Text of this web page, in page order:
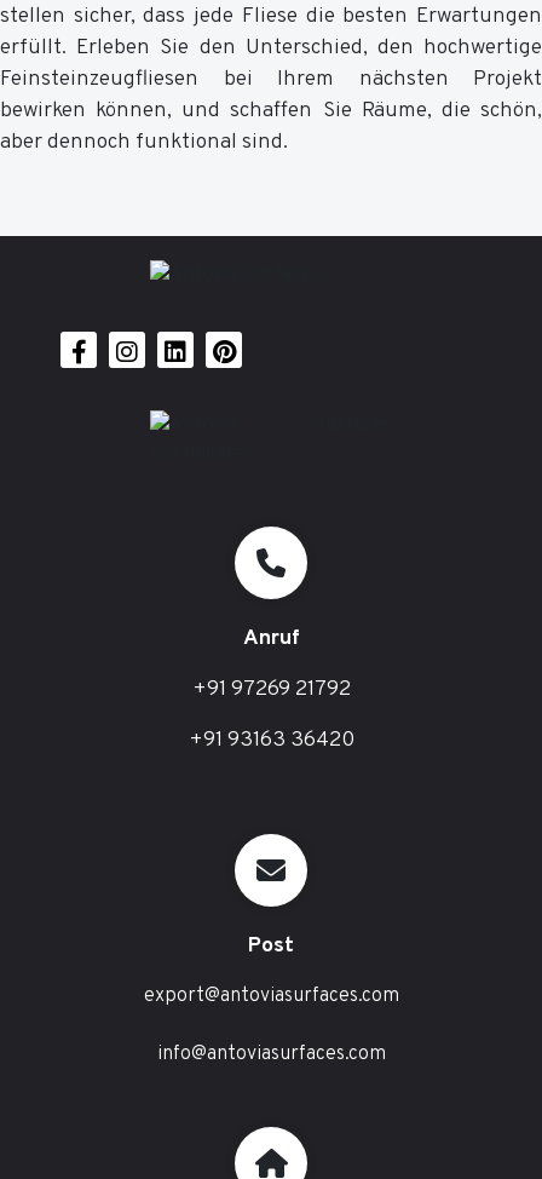
stellen sicher, dass jede Fliese die besten Erwartungen
erfüllt. Erleben Sie den Unterschied, den hochwertige
Feinsteinzeugfliesen bei Ihrem nächsten Projekt
bewirken können, und schaffen Sie Räume, die schön,
aber dennoch funktional sind.
Anruf
+91 97269 21792
+91 93163 36420
Post
export@antoviasurfaces.com
info@antoviasurfaces.com